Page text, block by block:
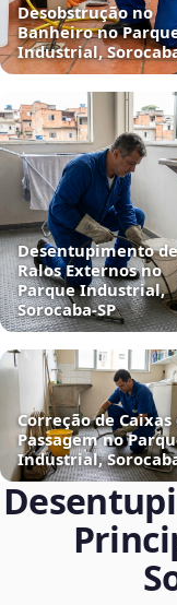
Desobstrução no
Banheiro no
Industrial,
Desentupimento de
Ralos Externos no
Parque Industrial,
Sorocaba‑SP
Correção de Caixas
Passagem no
Industrial,